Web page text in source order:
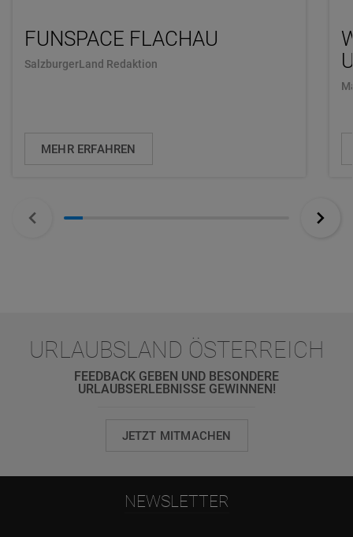
FUNSPACE FLACHAU
SalzburgerLand Redaktion
MEHR ERFAHREN
URLAUBSLAND ÖSTERREICH
FEEDBACK GEBEN UND BESONDERE
URLAUBSERLEBNISSE GEWINNEN!
JETZT MITMACHEN
NEWSLETTER